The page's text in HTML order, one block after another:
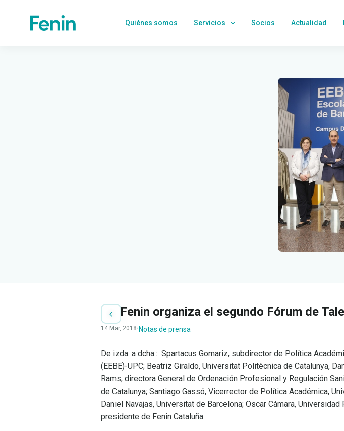
Quiénes somos Servicios Socios Actualidad
Fenin organiza el segundo Fórum de
14 Mar, 2018· Notas de prensa
De izda. a dcha.: Spartacus Gomariz, subdirector de Política
(EEBE)-UPC; Beatriz Giraldo, Universitat Politècnica de Catalunya,
Rams, directora General de Ordenación Profesional y Regulación
de Catalunya; Santiago Gassó, Vicerrector de Política Académica,
Daniel Navajas, Universitat de Barcelona; Oscar Cámara,
presidente de Fenin Cataluña.